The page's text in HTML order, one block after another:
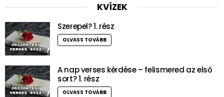
KVÍZEK
Szerepel? 1. rész
OLVASS TOVÁBB
A nap verses kérdése – felismered az első
sort? 1. rész
OLVASS TOVÁBB